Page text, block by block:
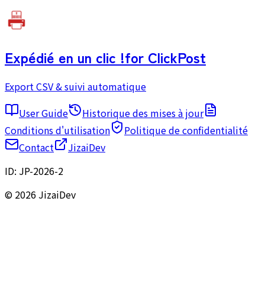
Expédié en un clic !for ClickPost
Export CSV & suivi automatique
User Guide
Historique des mises à jour
Conditions d'utilisation
Politique de confidentialité
Contact
JizaiDev
ID: JP-2026-2
© 2026 JizaiDev